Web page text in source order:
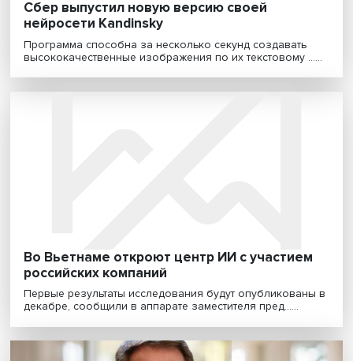
Поддержку проектов по внедрению ИИ
грантами до 100 млн рублей продолжат в